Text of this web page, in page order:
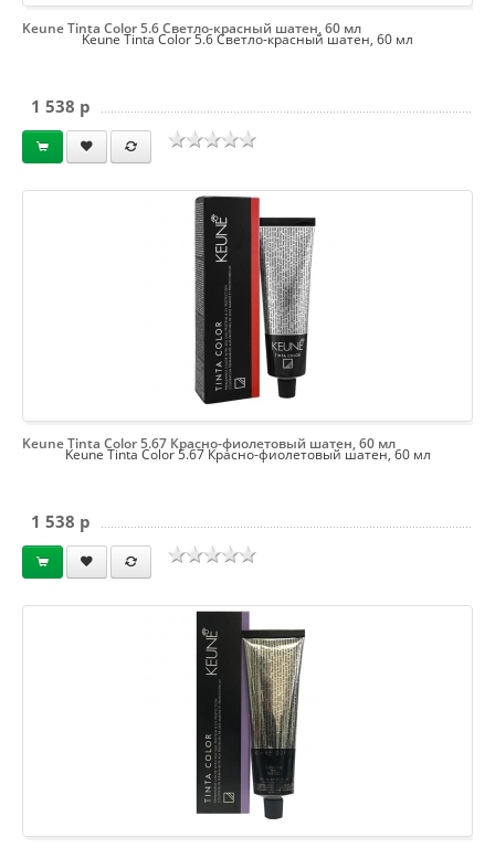
Keune Tinta Color 5.6 Светло-красный шатен, 60 мл
Keune Tinta Color 5.6 Светло-красный шатен, 60 мл
1 538 p
Keune Tinta Color 5.67 Красно-фиолетовый шатен, 60 мл
Keune Tinta Color 5.67 Красно-фиолетовый шатен, 60 мл
1 538 p